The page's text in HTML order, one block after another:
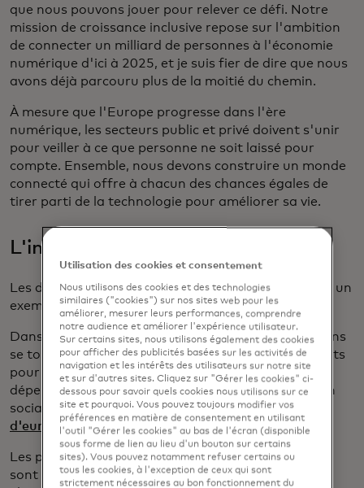
que nous pouvons jouer pour relever ce défi. Notre
mission de croissance inclusive repose sur l'ambition
de connecter un milliard de personnes à l'économie
numérique d'ici à 2025, et je suis fier de dire que nous
avons déjà parcouru plus de la moitié du chemin.
À mesure que l'Europe progresse dans l'ère
numérique, les secteurs public et privé doivent s'unir
pour veiller à ce que personne ne soit laissé pour
compte. Ensemble, nous devons construire un monde
connecté qui offre à chacun des chances égales de
tirer parti de la technologie pour améliorer sa vie.
L'inclusion par l'aide sociale
Les décaissements des gouvernements constituent un
exemple de progrès significatif.
Dans un contexte économique difficile, les Européens
se tournent de plus en plus vers leurs gouvernements
pour obtenir un soutien financier. En 2020, les
dépenses totales pour les prestations de protection
sociale dans l'UEs'élev aient à plus de 4 milliards
d'euros, soit 30,4% du PIB total.
Les paiements d'aide sociale effectués en espèces
sont plus lents que ceux effectués par voie
Utilisation des cookies et consentement
Nous utilisons des cookies et des technologies
similaires ("cookies") sur nos sites web pour les
améliorer, mesurer leurs performances, comprendre
notre audience et améliorer l'expérience utilisateur.
Sur certains sites, nous utilisons également des cookies
pour afficher des publicités basées sur les activités de
navigation et les intérêts des utilisateurs sur notre site
et sur d'autres sites. Cliquez sur "Gérer les cookies" ci-
dessous pour savoir quels cookies nous utilisons sur ce
site et pourquoi. Vous pouvez toujours modifier vos
préférences en matière de consentement en utilisant
l'outil "Gérer les cookies" au bas de l'écran (disponible
sous forme de lien au lieu d'un bouton sur certains
sites). Vous pouvez notamment refuser certains ou
tous les cookies, à l'exception de ceux qui sont
strictement nécessaires au bon fonctionnement du